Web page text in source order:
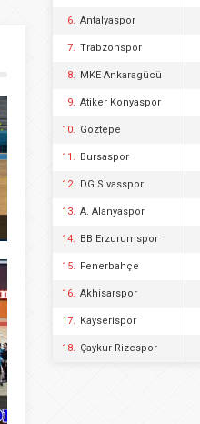
6. Antalyaspor
7. Trabzonspor
8. MKE Ankaragücü
9. Atiker Konyaspor
10. Göztepe
11. Bursaspor
12. DG Sivasspor
13. A. Alanyaspor
14. BB Erzurumspor
15. Fenerbahçe
16. Akhisarspor
17. Kayserispor
18. Çaykur Rizespor